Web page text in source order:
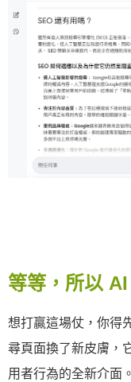
等等，所以
想打贏這場仗，你得
尋頁面換了新皮膚，
用者行為的全新介面。